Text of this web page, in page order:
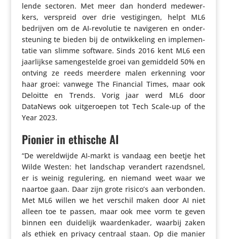
lende sectoren. Met meer dan honderd mede­wer­
kers, verspreid over drie vesti­gingen, helpt ML6
bedrijven om de AI-revolutie te navigeren en onder­
steu­ning te bieden bij de ontwik­ke­ling en imple­men­
tatie van slimme software. Sinds 2016 kent ML6 een
jaar­lijkse samen­ge­stelde groei van gemiddeld 50% en
ontving ze reeds meerdere malen erkenning voor
haar groei: vanwege The Financial Times, maar ook
Deloitte en Trends. Vorig jaar werd ML6 door
DataNews ook uitge­roepen tot Tech Scale-up of the
Year 2023.
Pionier in ethische AI
“De wereld­wijde AI-markt is vandaag een beetje het
Wilde Westen: het landschap verandert razend­snel,
er is weinig regu­le­ring, en niemand weet waar we
naartoe gaan. Daar zijn grote risico’s aan verbonden.
Met ML6 willen we het verschil maken door AI niet
alleen toe te passen, maar ook mee vorm te geven
binnen een duidelijk waar­den­kader, waarbij zaken
als ethiek en privacy centraal staan. Op die manier